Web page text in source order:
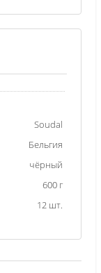
Soudal
Бельгия
чёрный
600 г
12 шт.